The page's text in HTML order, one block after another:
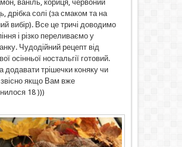
ваніль, кориця, червоний
дрібка солі (за смаком та на
вибір). Все це тричі доводимо
і різко переливаємо у
Чудодійний рецепт від
осінньої ностальгії готовий.
додавати трішечки коняку чи
якщо Вам вже
18 )))